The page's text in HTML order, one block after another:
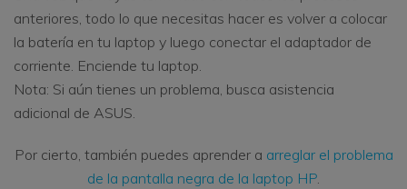
anteriores, todo lo que necesitas hacer es volver a colocar
la batería en tu laptop y luego conectar el adaptador de
corriente. Enciende tu laptop.
Nota: Si aún tienes un problema, busca asistencia
adicional de ASUS.
Por cierto, también puedes aprender a arreglar el problema
de la pantalla negra de la laptop HP.